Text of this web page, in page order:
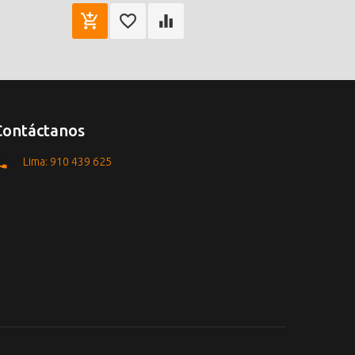
Lima: 910 439 625